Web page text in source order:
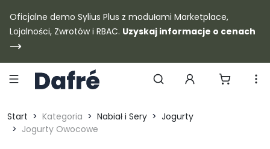
Dafre
Oficjalne demo Sylius Plus z modułami Marketplace,
Lojalności, Zwrotów i RBAC. Uzyskaj informacje o cenach
Start
Kategoria Nabiał i Sery
Jogurty
Jogurty Owocowe